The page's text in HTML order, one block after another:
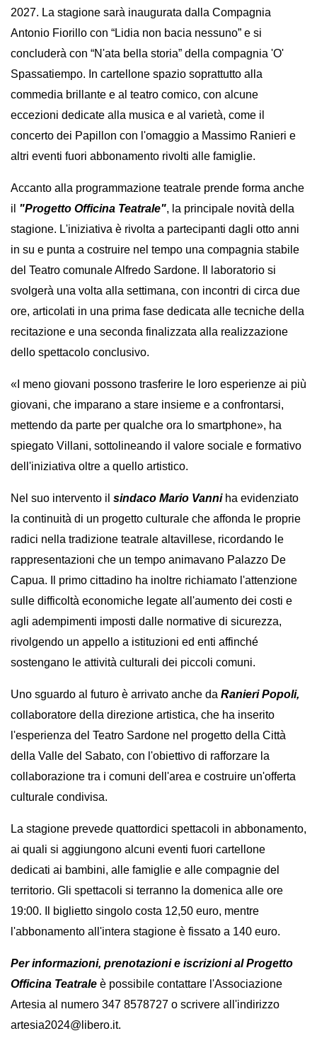
2027. La stagione sarà inaugurata dalla Compagnia
Antonio Fiorillo con “Lidia non bacia nessuno” e si
concluderà con “N'ata bella storia” della compagnia 'O'
Spassatiempo. In cartellone spazio soprattutto alla
commedia brillante e al teatro comico, con alcune
eccezioni dedicate alla musica e al varietà, come il
concerto dei Papillon con l'omaggio a Massimo Ranieri e
altri eventi fuori abbonamento rivolti alle famiglie.
Accanto alla programmazione teatrale prende forma anche
il "Progetto Officina Teatrale", la principale novità della
stagione. L'iniziativa è rivolta a partecipanti dagli otto anni
in su e punta a costruire nel tempo una compagnia stabile
del Teatro comunale Alfredo Sardone. Il laboratorio si
svolgerà una volta alla settimana, con incontri di circa due
ore, articolati in una prima fase dedicata alle tecniche della
recitazione e una seconda finalizzata alla realizzazione
dello spettacolo conclusivo.
«I meno giovani possono trasferire le loro esperienze ai più
giovani, che imparano a stare insieme e a confrontarsi,
mettendo da parte per qualche ora lo smartphone», ha
spiegato Villani, sottolineando il valore sociale e formativo
dell'iniziativa oltre a quello artistico.
Nel suo intervento il sindaco Mario Vanni ha evidenziato
la continuità di un progetto culturale che affonda le proprie
radici nella tradizione teatrale altavillese, ricordando le
rappresentazioni che un tempo animavano Palazzo De
Capua. Il primo cittadino ha inoltre richiamato l'attenzione
sulle difficoltà economiche legate all'aumento dei costi e
agli adempimenti imposti dalle normative di sicurezza,
rivolgendo un appello a istituzioni ed enti affinché
sostengano le attività culturali dei piccoli comuni.
Uno sguardo al futuro è arrivato anche da Ranieri Popoli,
collaboratore della direzione artistica, che ha inserito
l'esperienza del Teatro Sardone nel progetto della Città
della Valle del Sabato, con l'obiettivo di rafforzare la
collaborazione tra i comuni dell'area e costruire un'offerta
culturale condivisa.
La stagione prevede quattordici spettacoli in abbonamento,
ai quali si aggiungono alcuni eventi fuori cartellone
dedicati ai bambini, alle famiglie e alle compagnie del
territorio. Gli spettacoli si terranno la domenica alle ore
19:00.
Il biglietto singolo costa 12,50 euro, mentre
l'abbonamento all'intera stagione è fissato a 140 euro.
Per informazioni, prenotazioni e iscrizioni al Progetto
Officina Teatrale è possibile contattare l'Associazione
Artesia al numero 347 8578727 o scrivere all'indirizzo
artesia2024@libero.it.